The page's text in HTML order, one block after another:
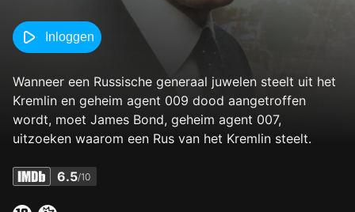
Inloggen
Wanneer een Russische generaal juwelen steelt uit het
Kremlin en geheim agent 009 dood aangetroffen
wordt, moet James Bond, geheim agent 007,
uitzoeken waarom een Rus van het Kremlin steelt.
6.5/10